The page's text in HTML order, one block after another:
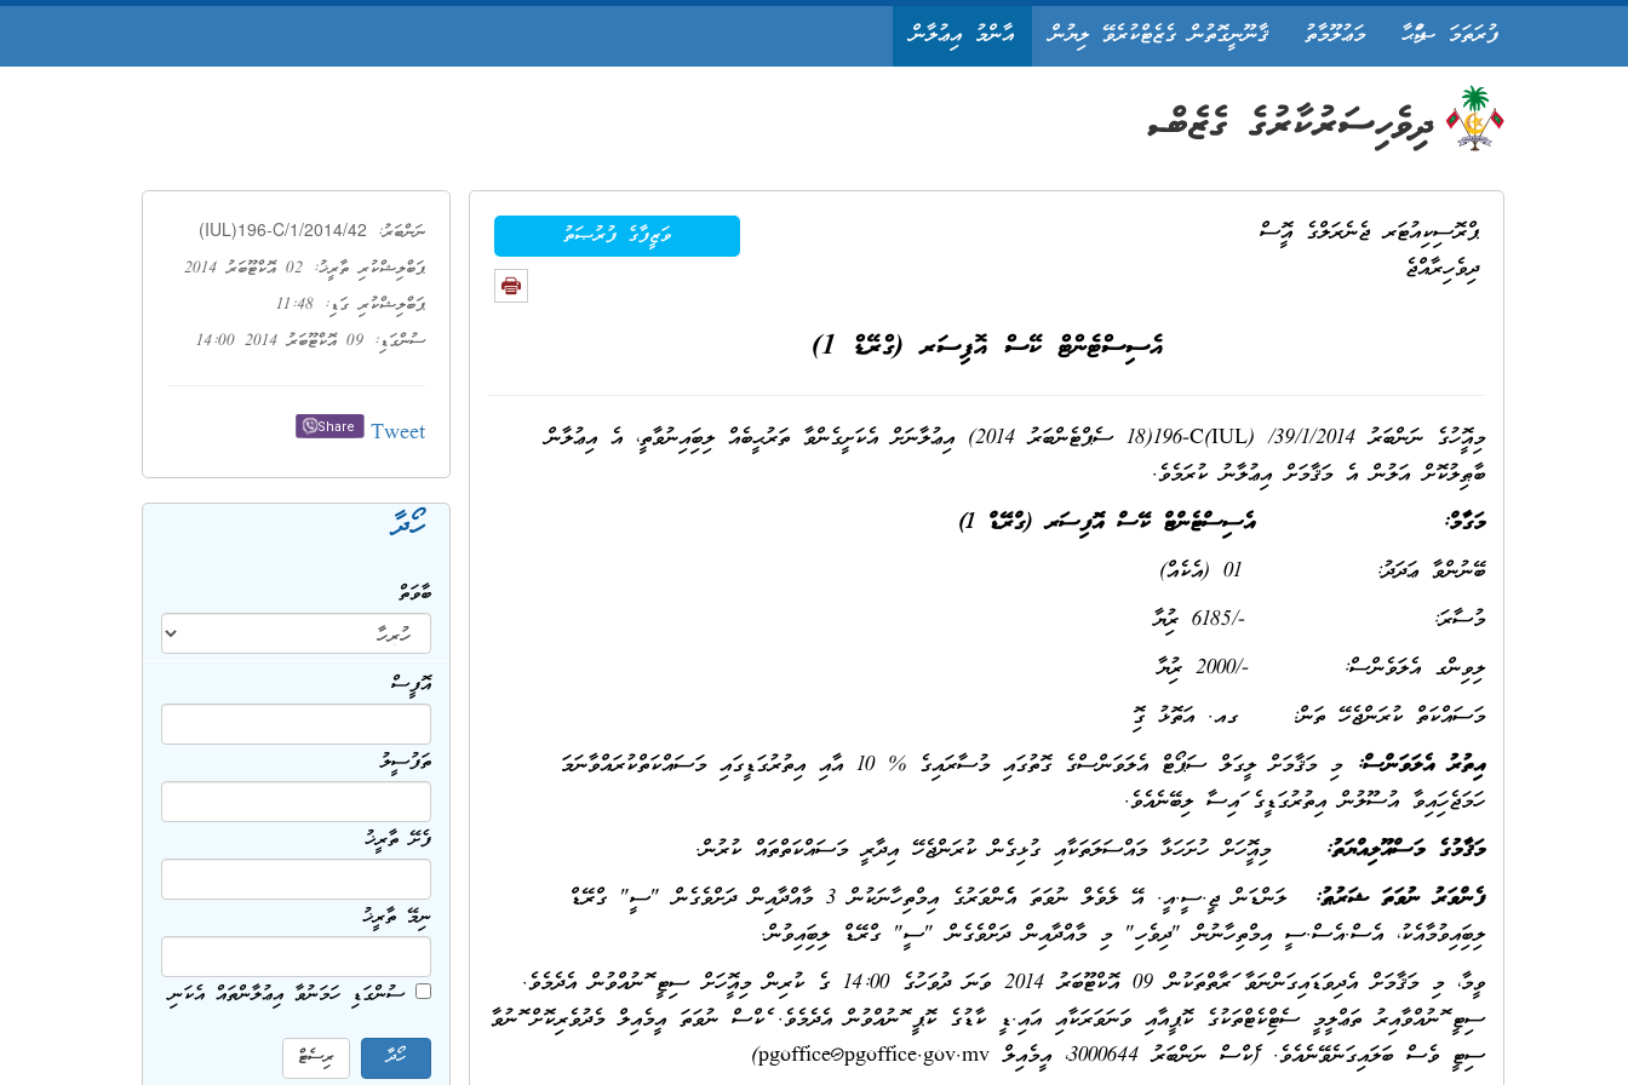
ފުރަތަމަ ޞަފްޙާ މަޢުލޫމާތު ޤާނޫނީގޮތުން ގެޒެޓްކުރެވޭ ލިޔުން އާންމު އިޢުލާން
ވަޒީފާގެ ފުރުޞަތު
ޕްރޮސިކިއުޓަރ ޖެނެރަލްގެ އޮފީސް
ދިވެހިރާއްޖެ
އެސިސްޓެންޓް ކޭސް އޮފިސަރ (ގްރޭޑް 1)
މިއޮފީހުގެ ނަންބަރު 39/1/2014/ (IUL)196-C(18 ސެޕްޓެންބަރު 2014) އިޢުލާނަށް އެކަށީގެންވާ ތަރުޙީބެއް ލިބިފައިނުވާތީ، އެ އިޢުލާން
ބާޠިލުކޮށް އަލުން އެ މަޤާމަށް އިޢުލާނު ކުރަމެވެ.
މަގާމް:
އެސިސްޓެންޓް ކޭސް އޮފިސަރ (ގްރޭޑް 1 )
ބޭނުންވާ ޢަދަދު: 01 (އެކެއް)
މުސާރަ: -/6185 ރުފިޔާ
ލިވިންގ އެލަވެންސް: -/2000 ރުފިޔާ
މަސައްކަތް ކުރަންޖެހޭ ތަން: ގއ. އަތޮޅު ގޮފި
އިތުރު އެލަވަންސް:
މި މަޤާމަށް ލީގަލް ސަޕޯޓް އެލަވަންސްގެ ގޮތުގައި މުސާރައިގެ % 10 އާއި އިތުރުގަޑީގައި މަސައްކަތްކުރައްވާނަމަ
ހަމަޖެހިފައިވާ އުސޫލުން އިތުރުގަޑީގެ ފައިސާ ލިބޭނެއެވެ.
މަޤާމުގެ މަސްއޫލިއްޔަތު:
މިއޮފީހަށް ހުށަހަޅާ މައްސަލަތަކާއި ގުޅިގެން ކުރަންޖެހޭ އިދާރީ މަސައްކަތްތައް ކުރުން.
ފެންވަރު ނުވަތަ ޝަރުޠު:
ލަންޑަން ޖީ.ސީ.އީ. އޭ ލެވެލް ނުވަތަ އެފެންވަރުގެ އިމްތިހާނަކުން 3 މާއްދާއިން ދަށްވެގެން "ސީ" ގްރޭޑް
ލިބިފައިވުމާއެކު، އެސް.އެސް.ސީ އިމްތިހާނުން "ދިވެހި" މި މާއްދާއިން ދަށްވެގެން "ސީ" ގްރޭޑް ލިބިފައިވުން.
ވީމާ، މި މަޤާމަށް އެދިވަޑައިގަންނަވާ ފަރާތްތަކުން 09 އޮކްޓޫބަރު 2014 ވަނަ ދުވަހުގެ 14:00 ގެ ކުރިން މިއޮފީހަށް ސިޓީ ފޮނުއްވުން އެދެމެވެ.
ސިޓީ ފޮނުއްވާއިރު ތަޢްލީމީ ސެޓްފިކެޓްތަކުގެ ކޮޕީއާއި ވަނަވަރަކާއި އައި.ޑީ ކާޑުގެ ކޮޕީ ފޮނުއްވުން އެދެމެވެ. ފެކްސް ނުވަތަ އީމެއިލް މެދުވެރިކޮށް ފޮނުވާ
ސިޓީ ވެސް ބަލައިގަނެވޭނެއެވެ. (ފެކްސް ނަންބަރު 3000644، އީމެއިލް
pgoffice@pgoffice.gov.mv
)
ނަންބަރު: (IUL)196-C/1/2014/42
ޕަބްލިޝްކުރި ތާރީޚު: 02 އޮކްޓޫބަރު 2014
ޕަބްލިޝްކުރި ގަޑި: 11:48
ސުންގަޑި: 09 އޮކްޓޫބަރު 2014 14:00
Tweet
Share
ހޯދާ
ބާވަތް
އޮފީސް
ތަފުސީލު
ފެށޭ ތާރީޚު
ނިމޭ ތާރީޚު
ސުންގަޑި ހަމަނުވާ އިޢުލާންތައް އެކަނި